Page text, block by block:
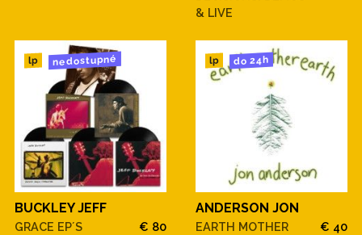
& LIVE
lp nedostupné
BUCKLEY JEFF
GRACE EP´S € 80
lp do 24h
ANDERSON JON
EARTH MOTHER
€ 40